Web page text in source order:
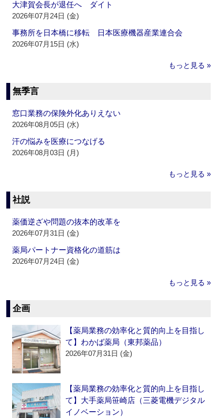
大津賀会長が退任へ ダイト
2026年07月24日 (金)
事務所を日本橋に移転 日本医療機器産業連合会
2026年07月15日 (水)
もっと見る »
無季言
窓口業務の保険外化ありえない
2026年08月05日 (水)
汗の悩みを医療につなげる
2026年08月03日 (月)
もっと見る »
社説
薬価逆ざや問題の抜本的改革を
2026年07月31日 (金)
薬局パートナー資格化の道筋は
2026年07月24日 (金)
もっと見る »
企画
【薬局業務の効率化と質的向上を目指し
て】わかば薬局（東邦薬品）
2026年07月31日 (金)
【薬局業務の効率化と質的向上を目指し
て】大手薬局笹崎店（三菱電機デジタル
イノベーション）